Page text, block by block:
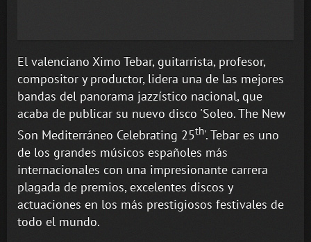
El valenciano Ximo Tebar, guitarrista, profesor,
compositor y productor, lidera una de las mejores
bandas del panorama jazzístico nacional, que
acaba de publicar su nuevo disco 'Soleo. The New
Son Mediterráneo Celebrating 25th'. Tebar es uno
de los grandes músicos españoles más
internacionales con una impresionante carrera
plagada de premios, excelentes discos y
actuaciones en los más prestigiosos festivales de
todo el mundo.